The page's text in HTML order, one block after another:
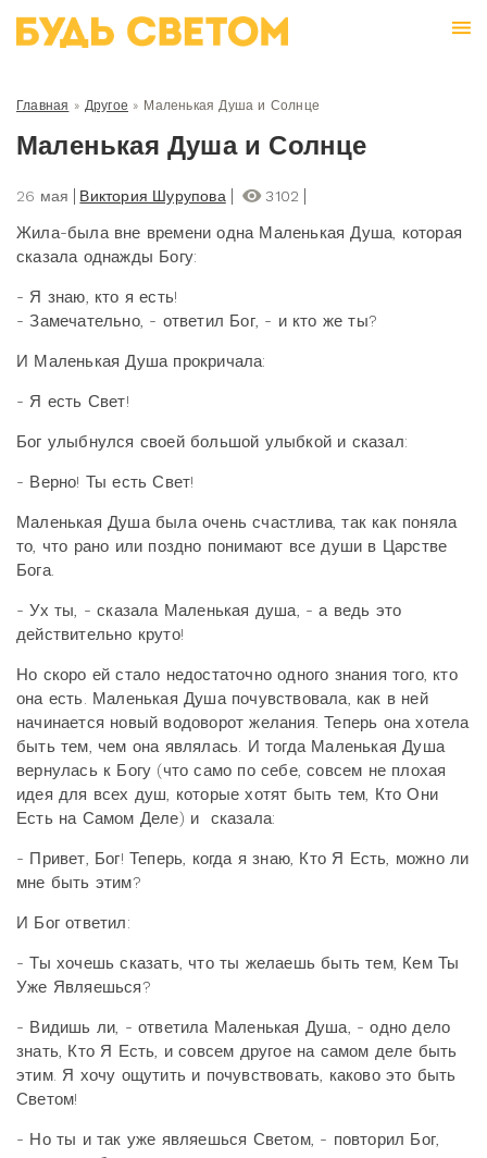
Главная » Другое » Маленькая Душа и Солнце
Маленькая Душа и Солнце
26 мая Виктория Шурупова 3102
Жила-была вне времени одна Маленькая Душа, которая
сказала однажды Богу:
- Я знаю, кто я есть!
- Замечательно, - ответил Бог, - и кто же ты?
И Маленькая Душа прокричала:
- Я есть Свет!
Бог улыбнулся своей большой улыбкой и сказал:
- Верно! Ты есть Свет!
Маленькая Душа была очень счастлива, так как поняла
то, что рано или поздно понимают все души в Царстве
Бога.
- Ух ты, - сказала Маленькая душа, - а ведь это
действительно круто!
Но скоро ей стало недостаточно одного знания того, кто
она есть. Маленькая Душа почувствовала, как в ней
начинается новый водоворот желания. Теперь она хотела
быть тем, чем она являлась. И тогда Маленькая Душа
вернулась к Богу (что само по себе, совсем не плохая
идея для всех душ, которые хотят быть тем, Кто Они
Есть на Самом Деле) и сказала:
- Привет, Бог! Теперь, когда я знаю, Кто Я Есть, можно ли
мне быть этим?
И Бог ответил:
- Ты хочешь сказать, что ты желаешь быть тем, Кем Ты
Уже Являешься?
- Видишь ли, - ответила Маленькая Душа, - одно дело
знать, Кто Я Есть, и совсем другое на самом деле быть
этим. Я хочу ощутить и почувствовать, каково это быть
Светом!
- Но ты и так уже являешься Светом, - повторил Бог,